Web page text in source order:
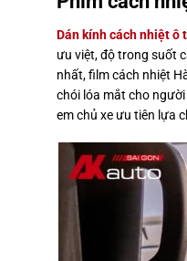
Dán kính cách nhiệt ô
ưu việt, độ trong suốt
nhất, film cách nhiệt
chói lóa mắt cho
em chủ xe ưu tiên lựa